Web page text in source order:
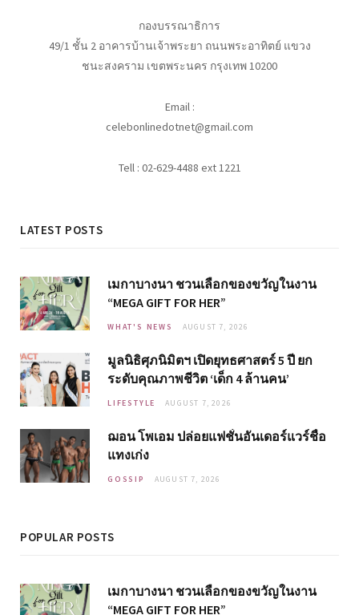
กองบรรณาธิการ
49/1 ชั้น 2 อาคารบ้านเจ้าพระยา ถนนพระอาทิตย์ แขวง
ชนะสงคราม เขตพระนคร กรุงเทพ 10200
Email :
celebonlinedotnet@gmail.com
Tell : 02-629-4488 ext 1221
LATEST POSTS
เมกาบางนา ชวนเลือกของขวัญในงาน
“MEGA GIFT FOR HER”
WHAT'S NEWS AUGUST 7, 2026
มูลนิธิศุภนิมิตฯ เปิดยุทธศาสตร์ 5 ปี ยก
ระดับคุณภาพชีวิต ‘เด็ก 4 ล้านคน’
LIFESTYLE AUGUST 7, 2026
ฌอน โพเอม ปล่อยแฟชั่นอันเดอร์แวร์ชื่อ
แทงเก่ง
GOSSIP AUGUST 7, 2026
POPULAR POSTS
เมกาบางนา ชวนเลือกของขวัญในงาน
“MEGA GIFT FOR HER”